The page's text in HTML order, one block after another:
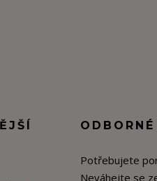
Potřebujete
Neváhejte se